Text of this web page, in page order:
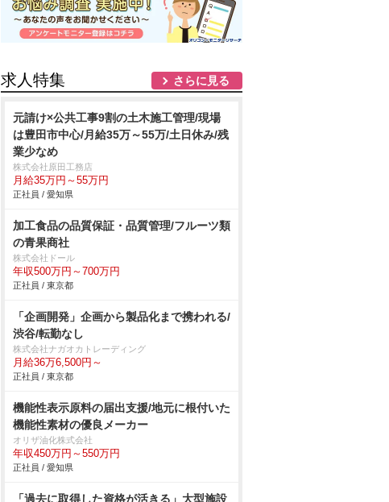
求人特集 さらに見る
元請け×公共工事9割の土木施工管理/現場
は豊田市中心/月給35万～55万/土日休み/残
業少なめ
株式会社原田工務店
月給35万円～55万円
正社員 / 愛知県
加工食品の品質保証・品質管理/フルーツ類
の青果商社
株式会社ドール
年収500万円～700万円
正社員 / 東京都
「企画開発」企画から製品化まで携われる/
渋谷/転勤なし
株式会社ナガオカトレーディング
月給36万6,500円～
正社員 / 東京都
機能性表示原料の届出支援/地元に根付いた
機能性素材の優良メーカー
オリザ油化株式会社
年収450万円～550万円
正社員 / 愛知県
「過去に取得した資格が活きる」大型施設